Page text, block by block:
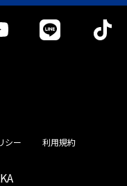
シー 利用規約